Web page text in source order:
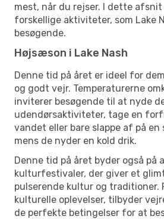
mest, når du rejser. I dette
forskellige aktiviteter, som Lake
besøgende.
Højsæson i Lake Nash
Denne tid på året er ideel for
og godt vejr. Temperaturerne
inviterer besøgende til at nyde
udendørsaktiviteter, tage en
vandet eller bare slappe af på en
mens de nyder en kold drik.
Denne tid på året byder også på
kulturfestivaler, der giver et
pulserende kultur og traditioner.
kulturelle oplevelser, tilbyder
de perfekte betingelser for at